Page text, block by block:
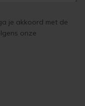
je akkoord met de
onze